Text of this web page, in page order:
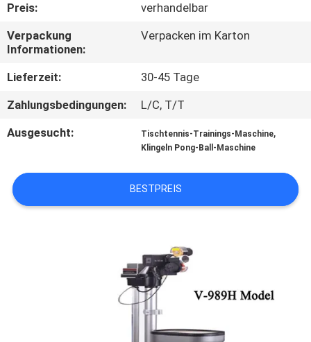
WERKSBESICHTIGUNG
QUALITÄTSKONTROLLE
KONTAKT
MIT
BITTE
Preis:
verhandelbar
Verpackung
Informationen:
Verpacken im Karton
Lieferzeit:
30-45 Tage
Zahlungsbedingungen:
L/C, T/T
Ausgesucht:
Tischtennis-Trainings-Maschine,
Klingeln Pong-Ball-Maschine
BESTPREIS